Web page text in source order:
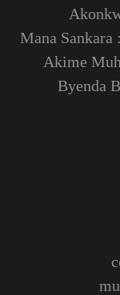
Mana Sankara
Akime
Byenda